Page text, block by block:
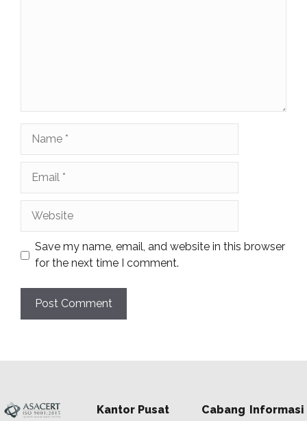
Save my name, email, and website in this browser
for the next time I comment.
Kantor Pusat Cabang Informasi